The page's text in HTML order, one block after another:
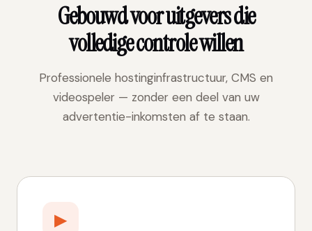
Gebouwd voor uitgevers die
volledige controle willen
Professionele hostinginfrastructuur, CMS en
videospeler — zonder een deel van uw
advertentie-inkomsten af te staan.
▶